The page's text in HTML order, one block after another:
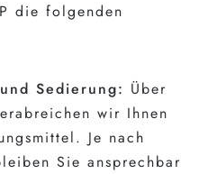
die folgenden
Sedierung: Über
wir Ihnen
Je nach
Sie ansprechbar